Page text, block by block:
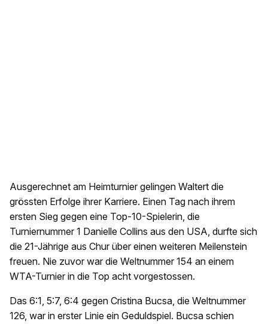
Ausgerechnet am Heimturnier gelingen Waltert die
grössten Erfolge ihrer Karriere. Einen Tag nach ihrem
ersten Sieg gegen eine Top-10-Spielerin, die
Turniernummer 1 Danielle Collins aus den USA, durfte sich
die 21-Jährige aus Chur über einen weiteren Meilenstein
freuen. Nie zuvor war die Weltnummer 154 an einem
WTA-Turnier in die Top acht vorgestossen.
Das 6:1, 5:7, 6:4 gegen Cristina Bucsa, die Weltnummer
126, war in erster Linie ein Geduldspiel. Bucsa schien